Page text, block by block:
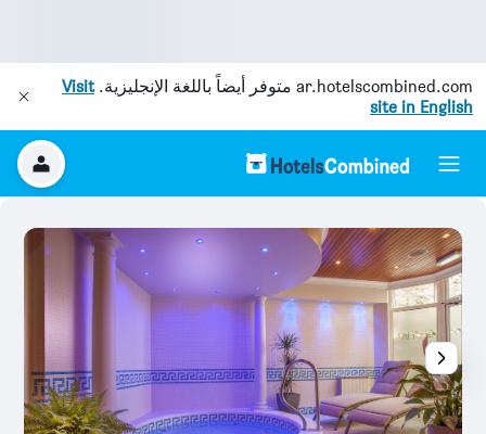
ar.hotelscombined.com متوفر أيضاً باللغة الإنجليزية.Visit
site in English